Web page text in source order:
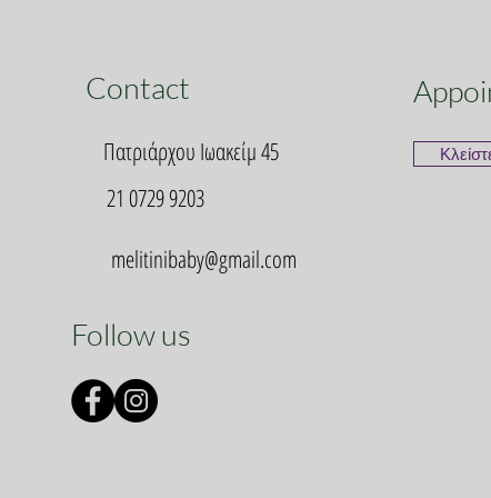
Contact
Πατριάρχου Ιωακείμ 45
21 0729 9203
melitinibaby@gmail.com
Follow us